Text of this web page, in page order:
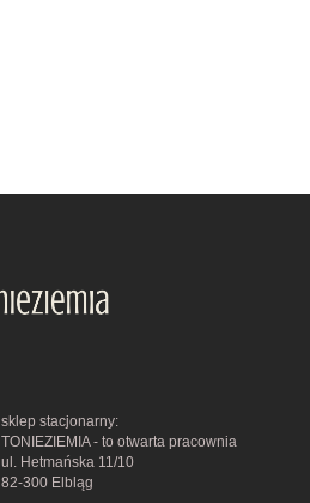
sklep stacjonarny:
TONIEZIEMIA - to otwarta pracownia
ul. Hetmańska 11/10
82-300 Elbląg